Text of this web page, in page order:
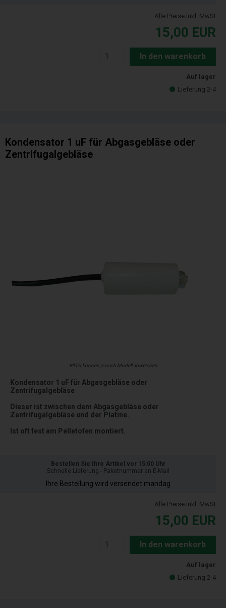
Alle Preise inkl. MwSt
15,00 EUR
In den warenkorb
Auf lager
Lieferung 2-4
Kondensator 1 uF für Abgasgebläse oder
Zentrifugalgebläse
Bilder können je nach Modell abweichen
Kondensator 1 uF für Abgasgebläse oder
Zentrifugalgebläse
Dieser ist zwischen dem Abgasgebläse oder
Zentrifugalgebläse und der Platine.
Ist oft fest am Pelletofen montiert.
Bestellen Sie Ihre Artikel vor 15:00 Uhr
Schnelle Lieferung - Paketnummer an E-Mail
Ihre Bestellung wird versendet mandag
Alle Preise inkl. MwSt
15,00 EUR
In den warenkorb
Auf lager
Lieferung 2-4